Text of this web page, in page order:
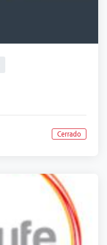
Cerrado